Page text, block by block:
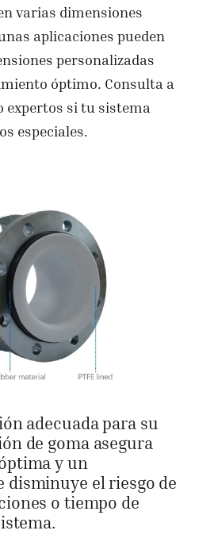
varias dimensiones
aplicaciones pueden
personalizadas
óptimo. Consulta a
expertos si tu sistema
especiales.
adecuada para su
de goma asegura
y un
el riesgo de
o tiempo de